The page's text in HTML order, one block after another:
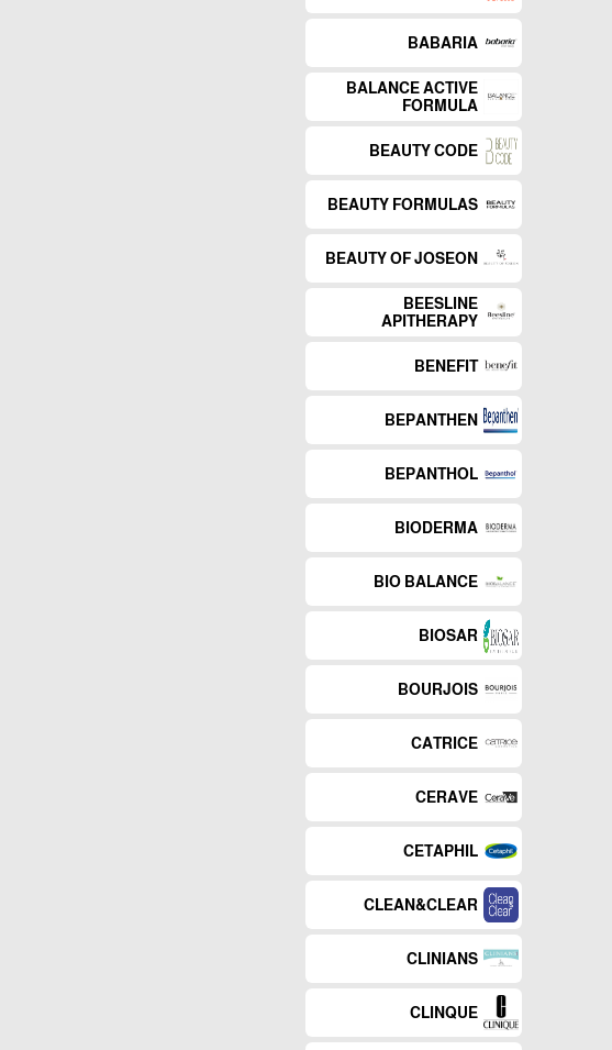
BABARIA
BALANCE ACTIVE
FORMULA
BEAUTY CODE
BEAUTY FORMULAS
BEAUTY OF JOSEON
BEESLINE
APITHERAPY
BENEFIT
BEPANTHEN
BEPANTHOL
BIODERMA
BIO BALANCE
BIOSAR
BOURJOIS
CATRICE
CERAVE
CETAPHIL
CLEAN&CLEAR
CLINIANS
CLINQUE